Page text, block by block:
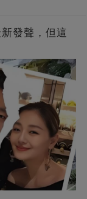
發聲，但這